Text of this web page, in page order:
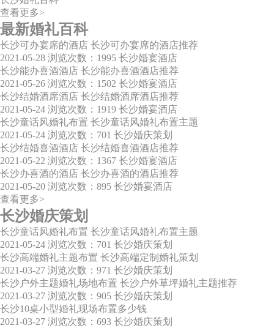
查看更多>
最新婚礼百科
长沙可办宴席的酒店 长沙可办宴席的酒店推荐
2021-05-28 浏览次数：1995 长沙婚宴酒店
长沙能办喜酒酒店 长沙能办喜酒酒店推荐
2021-05-26 浏览次数：1502 长沙婚宴酒店
长沙结婚酒席酒店 长沙结婚酒席酒店推荐
2021-05-24 浏览次数：1919 长沙婚宴酒店
长沙童话风婚礼布置 长沙童话风婚礼布置主题
2021-05-24 浏览次数：701 长沙婚庆策划
长沙结婚喜酒酒店 长沙结婚喜酒酒店推荐
2021-05-22 浏览次数：1367 长沙婚宴酒店
长沙办喜酒的酒店 长沙办喜酒的酒店推荐
2021-05-20 浏览次数：895 长沙婚宴酒店
查看更多>
长沙婚庆策划
长沙童话风婚礼布置 长沙童话风婚礼布置主题
2021-05-24 浏览次数：701 长沙婚庆策划
长沙高端婚礼主题布置 长沙高端定制婚礼策划
2021-03-27 浏览次数：971 长沙婚庆策划
长沙户外主题婚礼场地布置 长沙户外草坪婚礼主题推荐
2021-03-27 浏览次数：905 长沙婚庆策划
长沙10桌小型婚礼现场布置多少钱
2021-03-27 浏览次数：693 长沙婚庆策划